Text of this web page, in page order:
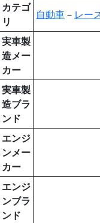
カテゴ
リ
自動車－ レー
実車製
造メー
カー
実車製
造ブラ
ンド
エンジ
ンメー
カー
エンジ
ンブラ
ンド